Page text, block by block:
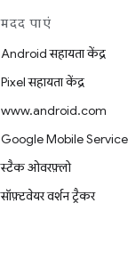
मदद पाएं
Android सहायता केंद्र
Pixel सहायता केंद्र
www.android.com
Google Mobile
स्टैक ओवरफ़्लो
सॉफ़्टवेयर वर्शन ट्रैकर